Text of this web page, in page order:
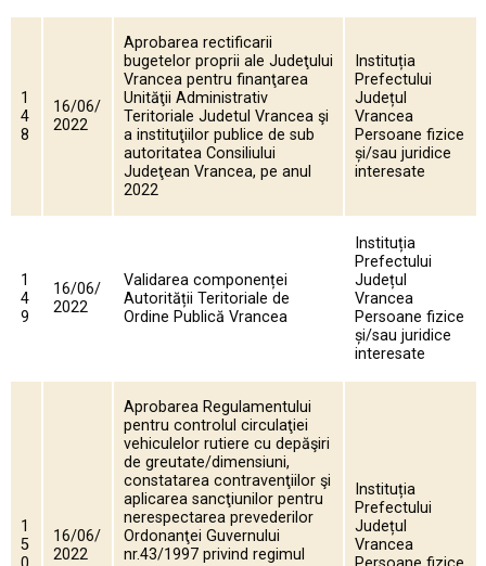
1
4
8
16/06/
2022
Aprobarea rectificarii
bugetelor proprii ale Judeţului
Vrancea pentru finanţarea
Unităţii Administrativ
Teritoriale Judetul Vrancea şi
a instituţiilor publice de sub
autoritatea Consiliului
Judeţean Vrancea, pe anul
2022
Instituția
Prefectului
Județul
Vrancea
Persoane fizice
și/sau juridice
interesate
1
4
9
16/06/
2022
Validarea componenței
Autorității Teritoriale de
Ordine Publică Vrancea
Instituția
Prefectului
Județul
Vrancea
Persoane fizice
și/sau juridice
interesate
1
5
16/06/
2022
Aprobarea Regulamentului
pentru controlul circulaţiei
vehiculelor rutiere cu depăşiri
de greutate/dimensiuni,
constatarea contravenţiilor şi
aplicarea sancţiunilor pentru
nerespectarea prevederilor
Ordonanţei Guvernului
nr.43/1997 privind regimul
Instituția
Prefectului
Județul
Vrancea